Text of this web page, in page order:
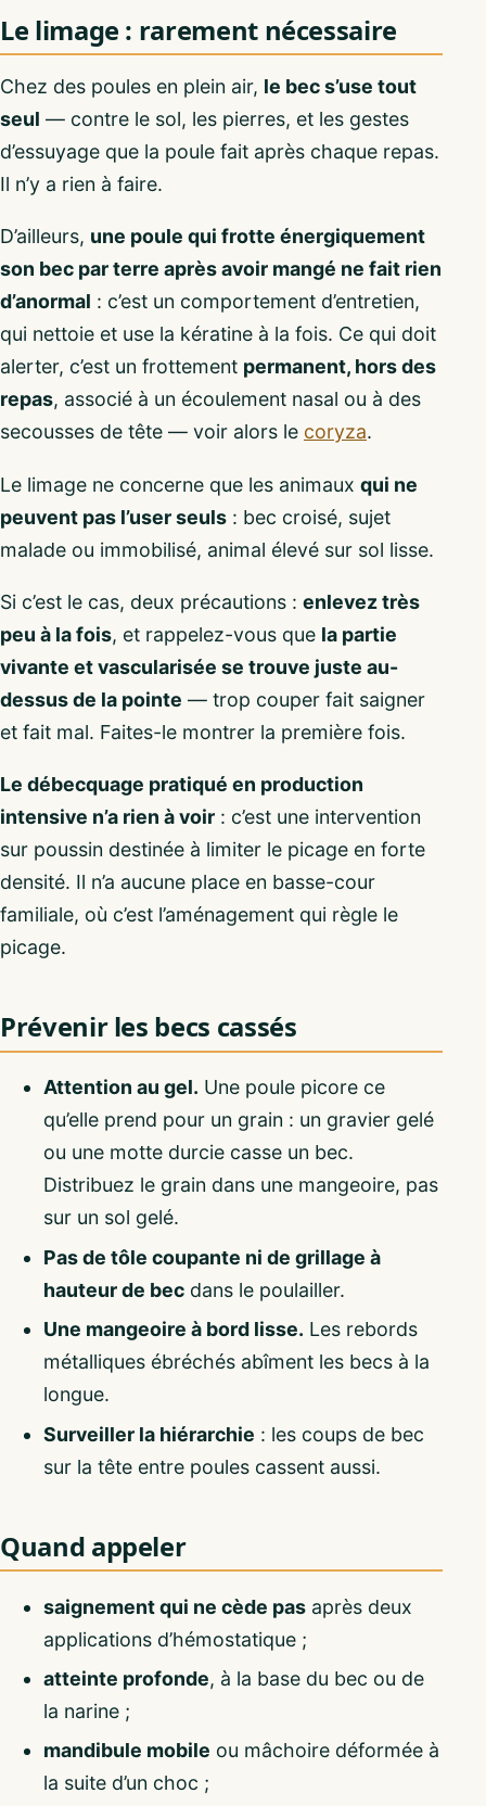
Le limage : rarement nécessaire
Chez des poules en plein air, le bec s’use tout
seul — contre le sol, les pierres, et les gestes
d’essuyage que la poule fait après chaque repas.
Il n’y a rien à faire.
D’ailleurs, une poule qui frotte énergiquement
son bec par terre après avoir mangé ne fait rien
d’anormal : c’est un comportement d’entretien,
qui nettoie et use la kératine à la fois. Ce qui doit
alerter, c’est un frottement permanent, hors des
repas, associé à un écoulement nasal ou à des
secousses de tête — voir alors le coryza.
Le limage ne concerne que les animaux qui ne
peuvent pas l’user seuls : bec croisé, sujet
malade ou immobilisé, animal élevé sur sol lisse.
Si c’est le cas, deux précautions : enlevez très
peu à la fois, et rappelez-vous que la partie
vivante et vascularisée se trouve juste au-
dessus de la pointe — trop couper fait saigner
et fait mal. Faites-le montrer la première fois.
Le débecquage pratiqué en production
intensive n’a rien à voir : c’est une intervention
sur poussin destinée à limiter le picage en forte
densité. Il n’a aucune place en basse-cour
familiale, où c’est l’aménagement qui règle le
picage.
Prévenir les becs cassés
Attention au gel. Une poule picore ce
qu’elle prend pour un grain : un gravier gelé
ou une motte durcie casse un bec.
Distribuez le grain dans une mangeoire, pas
sur un sol gelé.
Pas de tôle coupante ni de grillage à
hauteur de bec dans le poulailler.
Une mangeoire à bord lisse. Les rebords
métalliques ébréchés abîment les becs à la
longue.
Surveiller la hiérarchie : les coups de bec
sur la tête entre poules cassent aussi.
Quand appeler
saignement qui ne cède pas après deux
applications d’hémostatique ;
atteinte profonde, à la base du bec ou de
la narine ;
mandibule mobile ou mâchoire déformée à
la suite d’un choc ;